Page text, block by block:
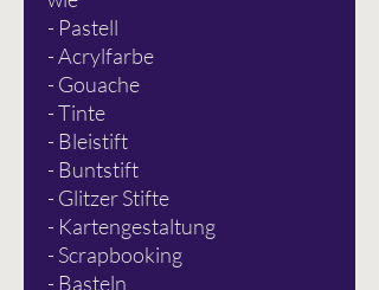
- Pastell
- Acrylfarbe
- Gouache
- Tinte
- Bleistift
- Buntstift
- Glitzer Stifte
- Kartengestaltung
- Scrapbooking
- Basteln